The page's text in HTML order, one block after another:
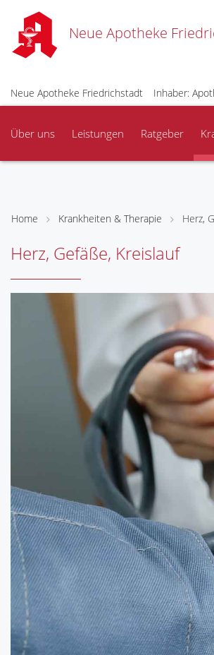
Neue Apotheke
Neue Apotheke Friedrichstadt Inhaber:
Über uns Leistungen Ratgeber
Home Krankheiten & Therapie Herz,
Herz, Gefäße, Kreislauf